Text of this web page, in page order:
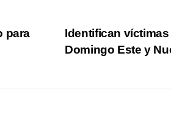
Identifican
Domingo Este y
para